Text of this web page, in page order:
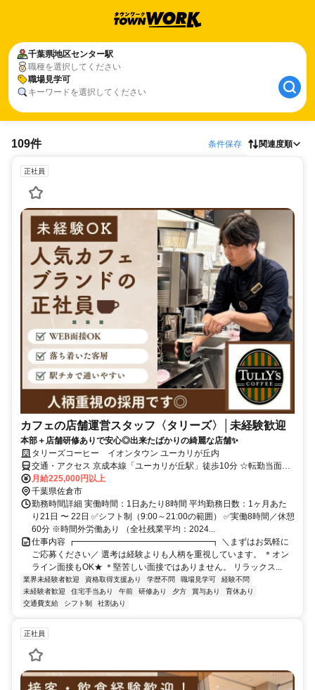
千葉県地区センター駅
職種を選択してください
職場見学可
キーワードを選択してください
109件 条件保存 関連度順
正社員
カフェの店舗運営スタッフ〈タリーズ〉│未経験歓迎
本部＋店舗研修ありで安心◎出来たばかりの綺麗な店舗✨
タリーズコーヒー イオンタウン ユーカリが丘内
交通・アクセス 京成本線「ユーカリが丘駅」徒歩10分 ☆転勤当面な
し（2号店以上を出店した場合配属替えの可能性あり）
月給225,000円以上
千葉県佐倉市
勤務時間詳細 実働時間：1日あたり8時間 平均勤務日数：1ヶ月あた
り21日 〜 22日 ✅シフト制（9:00～21:00の範囲） ✅実働8時間／休憩
60分 ※時間外労働あり （全社残業平均：2024...
仕事内容 ┏━━━━━━━━━━━━━━━━┓ ＼まずはお気軽に
ご応募ください／ 選考は経験よりも人柄を重視しています。 ＊オン
ライン面接もOK★ ＊堅苦しい面接ではありません。 リラックス...
業界未経験者歓迎 資格取得支援あり 学歴不問 職場見学可
経験不問
未経験者歓迎
住宅手当あり 午前 研修あり 夕方 賞与あり
育休あり
交通費支給
シフト制 社割あり
正社員